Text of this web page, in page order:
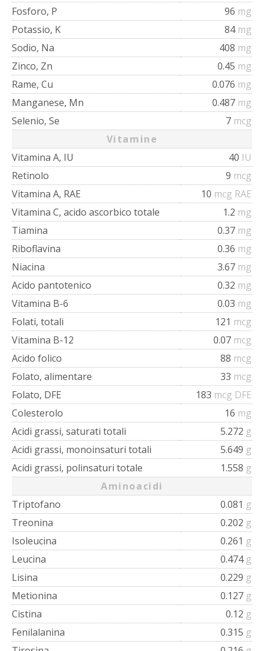
Fosforo, P
96 mg
Potassio, K
84 mg
Sodio, Na
408 mg
Zinco, Zn
0.45 mg
Rame, Cu
0.076 mg
Manganese, Mn
0.487 mg
Selenio, Se
7 mcg
Vitamine
Vitamina A, IU
40 IU
Retinolo
9 mcg
Vitamina A, RAE
10 mcg RAE
Vitamina C, acido ascorbico totale
1.2 mg
Tiamina
0.37 mg
Riboflavina
0.36 mg
Niacina
3.67 mg
Acido pantotenico
0.32 mg
Vitamina B-6
0.03 mg
Folati, totali
121 mcg
Vitamina B-12
0.07 mcg
Acido folico
88 mcg
Folato, alimentare
33 mcg
Folato, DFE
183 mcg DFE
Colesterolo
16 mg
Acidi grassi, saturati totali
5.272 g
Acidi grassi, monoinsaturi totali
5.649 g
Acidi grassi, polinsaturi totale
1.558 g
Aminoacidi
Triptofano
0.081 g
Treonina
0.202 g
Isoleucina
0.261 g
Leucina
0.474 g
Lisina
0.229 g
Metionina
0.127 g
Cistina
0.12 g
Fenilalanina
0.315 g